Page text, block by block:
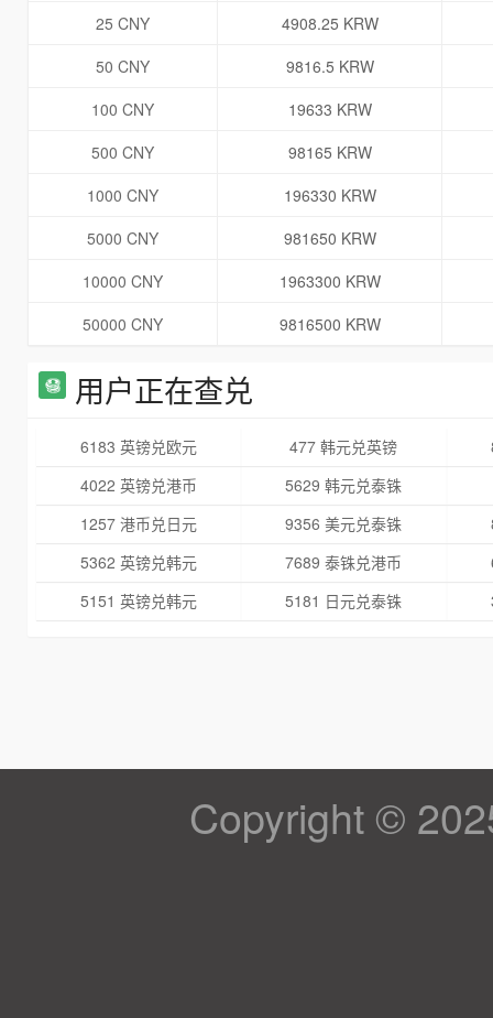
25 CNY
4908.25 KRW
50 CNY
9816.5 KRW
100 CNY
19633 KRW
500 CNY
98165 KRW
1000 CNY
196330 KRW
5000 CNY
981650 KRW
10000 CNY
1963300 KRW
50000 CNY
9816500 KRW
用户正在查兑
6183 英镑兑欧元 477 韩元兑英镑
4022 英镑兑港币
5629 韩元兑泰铢
1257 港币兑日元
9356 美元兑泰铢
5362 英镑兑韩元
7689 泰铢兑港币
5151 英镑兑韩元
5181 日元兑泰铢
Copyright ©